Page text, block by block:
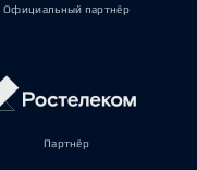
Официальный партнёр
Партнёр